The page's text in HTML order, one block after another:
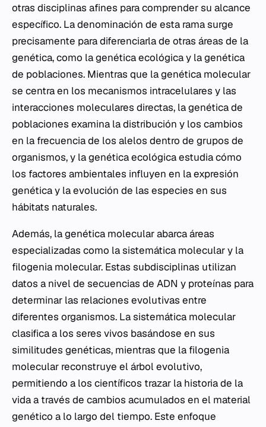
otras disciplinas afines para comprender su alcance
específico. La denominación de esta rama surge
precisamente para diferenciarla de otras áreas de la
genética, como la genética ecológica y la genética
de poblaciones. Mientras que la genética molecular
se centra en los mecanismos intracelulares y las
interacciones moleculares directas, la genética de
poblaciones examina la distribución y los cambios
en la frecuencia de los alelos dentro de grupos de
organismos, y la genética ecológica estudia cómo
los factores ambientales influyen en la expresión
genética y la evolución de las especies en sus
hábitats naturales.
Además, la genética molecular abarca áreas
especializadas como la sistemática molecular y la
filogenia molecular. Estas subdisciplinas utilizan
datos a nivel de secuencias de ADN y proteínas para
determinar las relaciones evolutivas entre
diferentes organismos. La sistemática molecular
clasifica a los seres vivos basándose en sus
similitudes genéticas, mientras que la filogenia
molecular reconstruye el árbol evolutivo,
permitiendo a los científicos trazar la historia de la
vida a través de cambios acumulados en el material
genético a lo largo del tiempo. Este enfoque